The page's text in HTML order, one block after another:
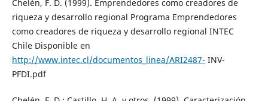
Chelén, F. D. (1999). Emprendedores como creadores de
riqueza y desarrollo regional Programa Emprendedores
como creadores de riqueza y desarrollo regional INTEC
Chile Disponible en
http://www.intec.cl/documentos_linea/ARI2487- INV-
PFDI.pdf